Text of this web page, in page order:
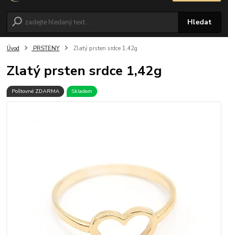
Hledat
Úvod PRSTENY Zlatý prsten srdce 1,42g
Zlatý prsten srdce 1,42g
Poštovné ZDARMA Skladem